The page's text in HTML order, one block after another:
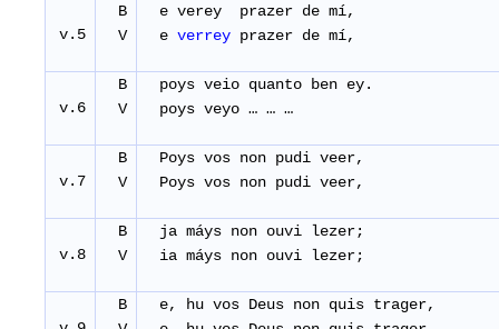
v.5
B
V
e verey prazer de mí,
e verrey prazer de mí,
v.6
B
V
poys veio quanto ben ey.
poys veyo … … …
v.7
B
V
Poys vos non pudi veer,
Poys vos non pudi veer,
v.8
B
V
ja máys non ouvi lezer;
ia máys non ouvi lezer;
B
e, hu vos Deus non quis